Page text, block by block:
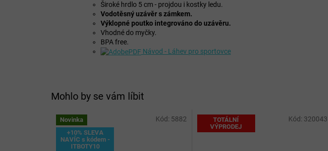
Mohlo by se vám líbit
Novinka
+10% SLEVA
NAVÍC s kódem -
ITBOTY10
Kód: 5882
TOTÁLNÍ
VÝPRODEJ
Kód: 320043
Široké hrdlo 5 cm - projdou i kostky ledu.
Vodotěsný uzávěr s zámkem.
Výklopné poutko integrováno do uzávěru.
Vhodné do myčky.
BPA free.
Návod - Láhev pro sportovce